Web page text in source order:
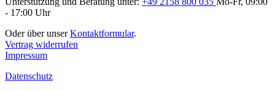
- 17:00 Uhr
Oder über unserKontaktformular.
Vertrag widerrufen
Impressum
Datenschutz